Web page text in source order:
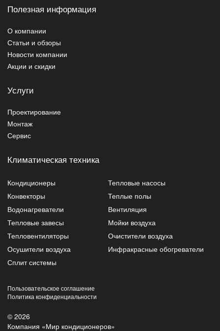
Полезная информация
О компании
Статьи и обзоры
Новости компании
Акции и скидки
Услуги
Проектирование
Монтаж
Сервис
Климатическая техника
Кондиционеры
Тепловые насосы
Конвекторы
Теплые полы
Водонагреватели
Вентиляция
Тепловые завесы
Мойки воздуха
Тепловентиляторы
Очистители воздуха
Осушители воздуха
Инфракрасные обогреватели
Сплит системы
Пользовательское соглашение
Политика конфиденциальности
© 2026
Компания «Мир кондиционеров»